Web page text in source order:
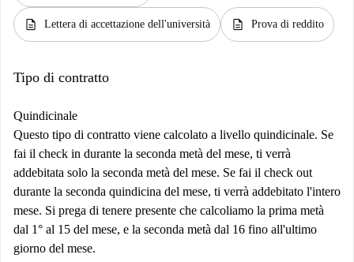
description Lettera di accettazione dell'università description Prova di reddito
Tipo di contratto
Quindicinale
Questo tipo di contratto viene calcolato a livello quindicinale. Se
fai il check in durante la seconda metà del mese, ti verrà
addebitata solo la seconda metà del mese. Se fai il check out
durante la seconda quindicina del mese, ti verrà addebitato l'intero
mese. Si prega di tenere presente che calcoliamo la prima metà
dal 1° al 15 del mese, e la seconda metà dal 16 fino all'ultimo
giorno del mese.